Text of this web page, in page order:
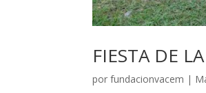
FIESTA DE
porfundacionvacem |